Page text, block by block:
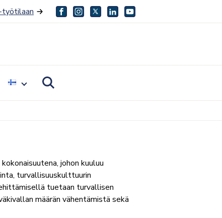
työtilaan facebookinstagram
twitterlinkedinyoutube
Toggle
submenu
Näytä
johon kuuluu
turvallisuuskulttuurin
tuetaan turvallisen
määrän vähentämistä sekä